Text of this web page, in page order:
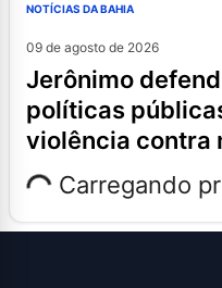
NOTÍCIAS DA BAHIA
09 de agosto de 2026
jerônimo defende educação e
políticas
violência contra
Carregando